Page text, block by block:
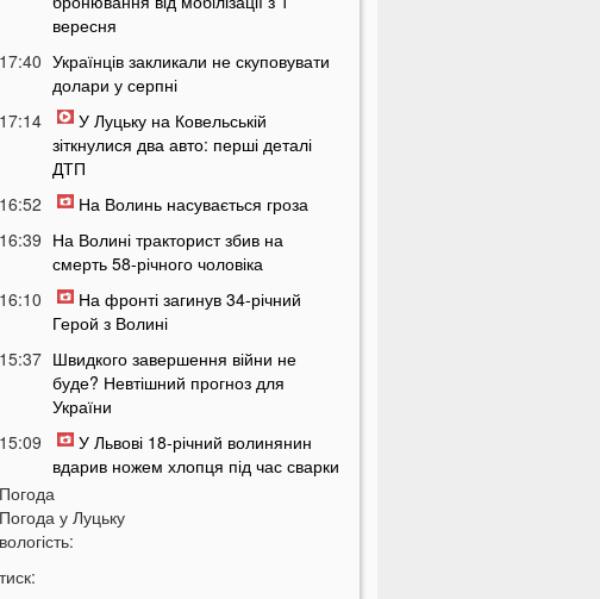
вересня
17:40 Українців закликали не скуповувати
долари у серпні
17:14
У Луцьку на Ковельській
зіткнулися два авто: перші деталі
ДТП
16:52
На Волинь насувається гроза
16:39 На Волині тракторист збив на
смерть 58-річного чоловіка
16:10
На фронті загинув 34-річний
Герой з Волині
15:37 Швидкого завершення війни не
буде? Невтішний прогноз для
України
15:09
У Львові 18-річний волинянин
вдарив ножем хлопця під час сварки
14:38 На Волині чоловік побив працівника
ТЦК під час перевірки документів
Погода
Погода у Луцьку
вологість:
тиск: